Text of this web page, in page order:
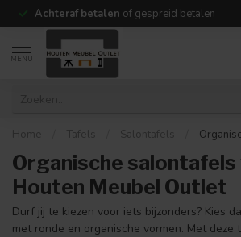
Achteraf betalen of gespreid betalen
MENU
Home Tafels Salontafels
Organische salontafels
Houten Meubel Outlet
Durf jij te kiezen voor iets bijzonders? Kies
met ronde en organische vormen. Met deze